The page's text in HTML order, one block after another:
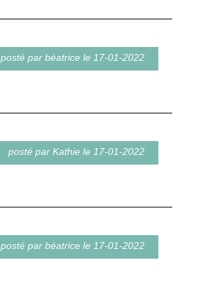
posté par béatrice le 17-01-2022
posté par Kathie le 17-01-2022
posté par béatrice le 17-01-2022